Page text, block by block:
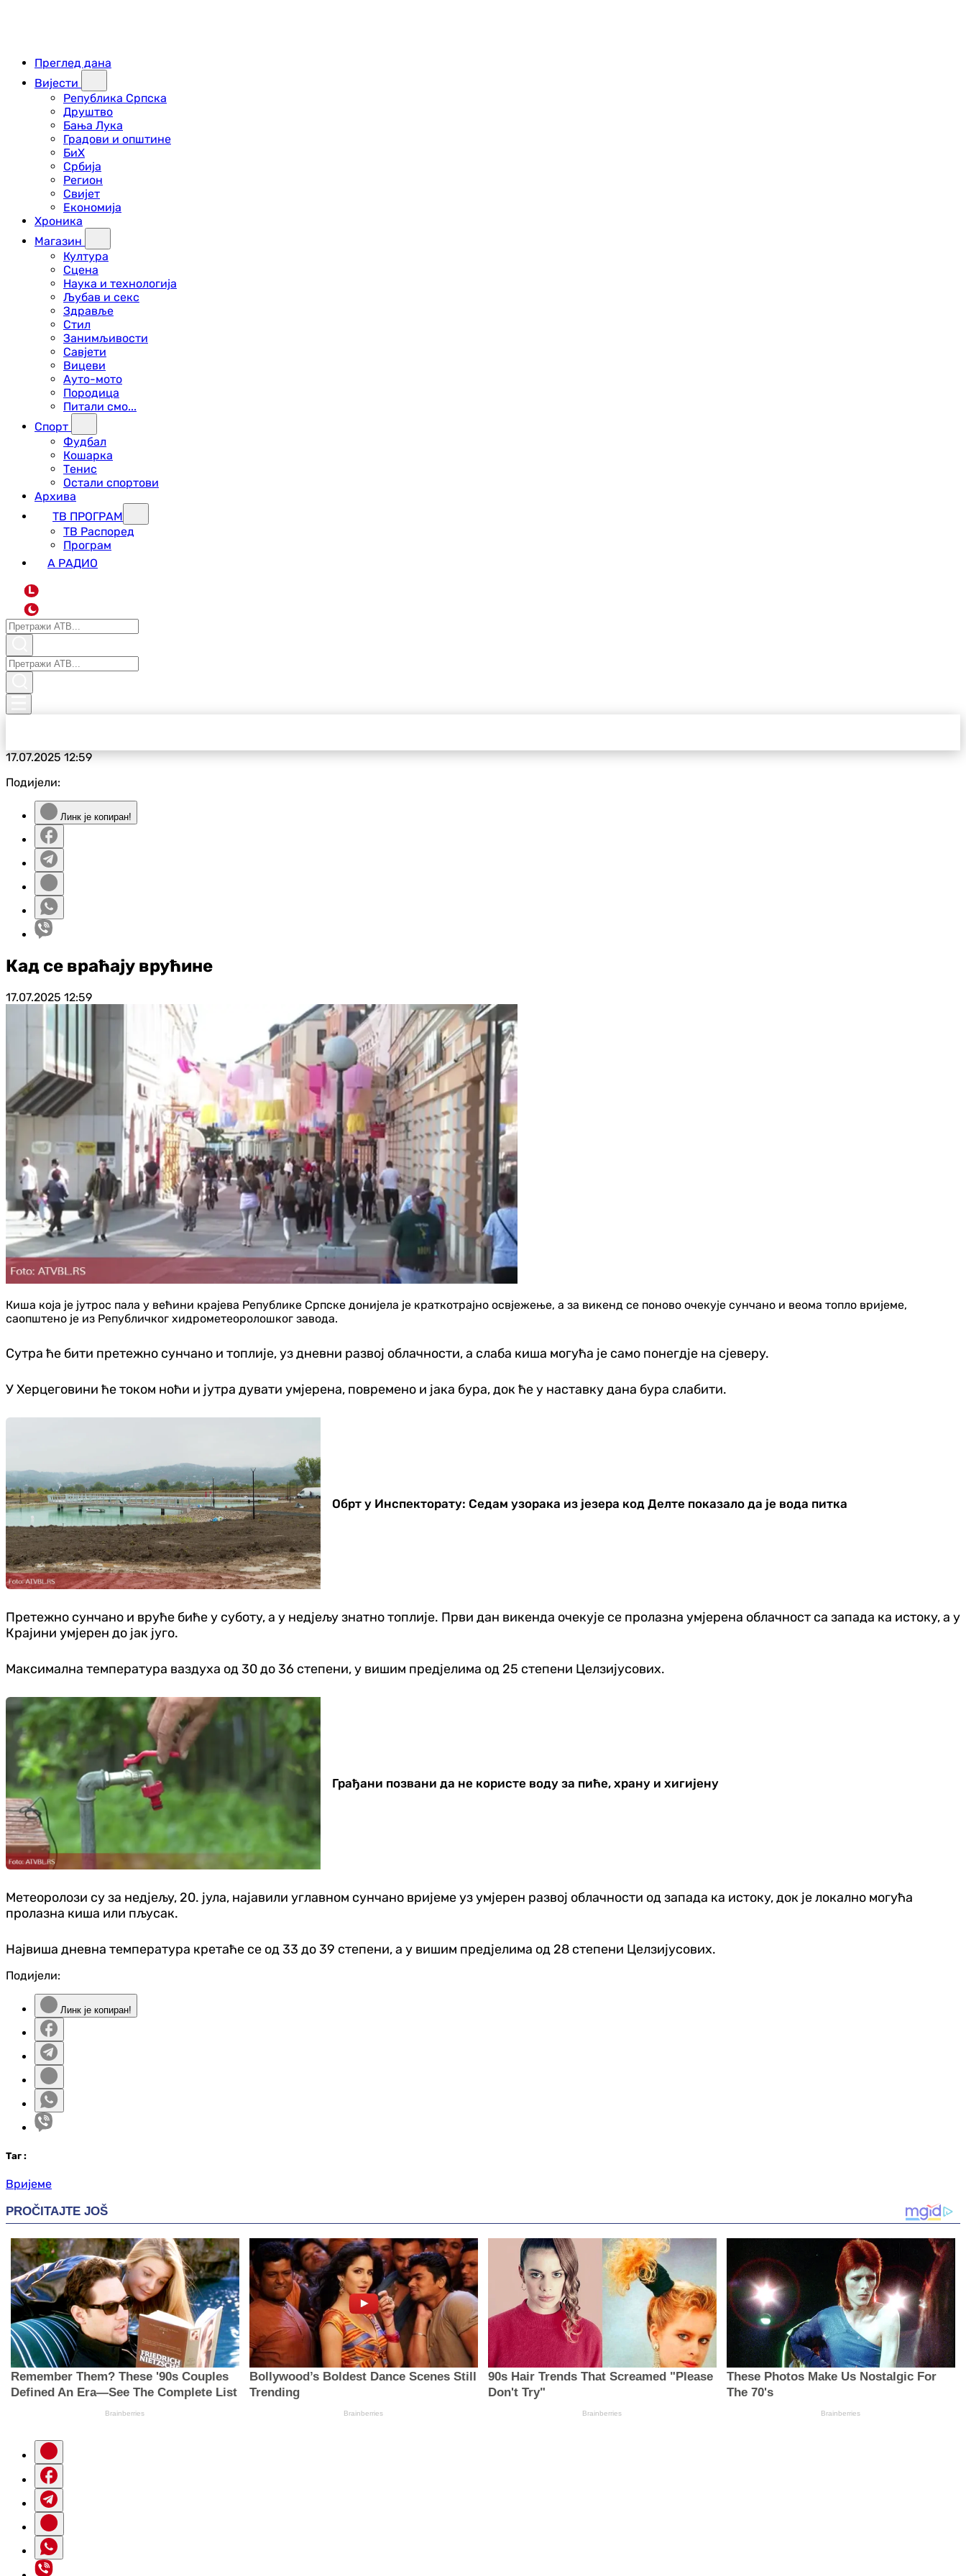
Преглед дана
Вијести
Република Српска
Друштво
Бања Лука
Градови и општине
БиХ
Србија
Регион
Свијет
Економија
Хроника
Магазин
Култура
Сцена
Наука и технологија
Љубав и секс
Здравље
Стил
Занимљивости
Савјети
Вицеви
Ауто-мото
Породица
Питали смо...
Спорт
Фудбал
Кошарка
Тенис
Остали спортови
Архива
ТВ ПРОГРАМ
ТВ Распоред
Програм
А РАДИО
L
17.07.202512:59
Подијели:
Линк је копиран!
Кад се враћају врућине
17.07.2025 12:59
Киша која је јутрос пала у већини крајева Републике Српске донијела је краткотрајно освјежење, а за викенд се поново очекује сунчано и веома топло вријеме,
саопштено је из Републичког хидрометеоролошког завода.
Сутра ће бити претежно сунчано и топлије, уз дневни развој облачности, а слаба киша могућа је само понегдје на сјеверу.
У Херцеговини ће током ноћи и јутра дувати умјерена, повремено и јака бура, док ће у наставку дана бура слабити.
Обрт у Инспекторату: Седам узорака из језера код Делте показало да је вода питка
Претежно сунчано и вруће биће у суботу, а у недјељу знатно топлије. Први дан викенда очекује се пролазна умјерена облачност са запада ка истоку, а у
Крајини умјерен до јак југо.
Максимална температура ваздуха од 30 до 36 степени, у вишим предјелима од 25 степени Целзијусових.
Грађани позвани да не користе воду за пиће, храну и хигијену
Метеоролози су за недјељу, 20. јула, најавили углавном сунчано вријеме уз умјерен развој облачности од запада ка истоку, док је локално могућа
пролазна киша или пљусак.
Највиша дневна температура кретаће се од 33 до 39 степени, а у вишим предјелима од 28 степени Целзијусових.
Подијели:
Линк је копиран!
Таг :
Вријеме